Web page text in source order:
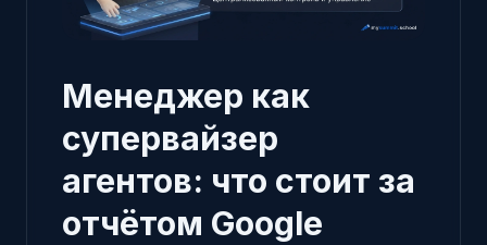
Менеджер как
супервайзер
агентов: что стоит за
отчётом Google